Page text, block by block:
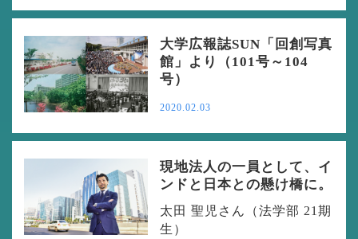
大学広報誌SUN「回創写真
館」より（101号～104
号）
2020.02.03
現地法人の一員として、イ
ンドと日本との懸け橋に。
太田 聖児さん（法学部 21期
生）